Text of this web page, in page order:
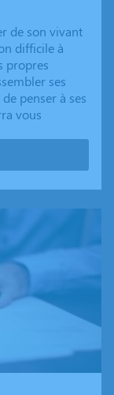
de son vivant
difficile à
propres
ses
penser à ses
vous